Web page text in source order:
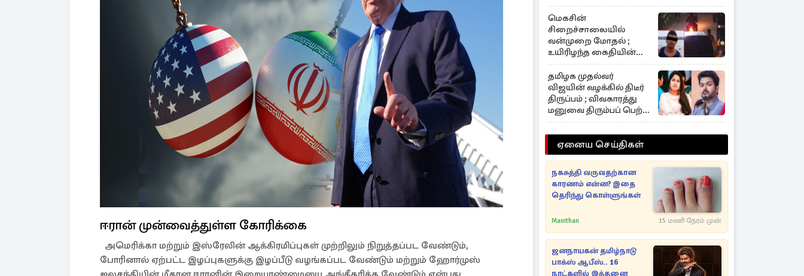
ஈரான் முன்வைத்துள்ள கோரிக்கை
அமெரிக்கா மற்றும் இஸ்ரேலின் ஆக்கிரமிப்புகள் முற்றிலும் நிறுத்தப்பட வேண்டும்,
போரினால் ஏற்பட்ட இழப்புகளுக்கு இழப்பீடு வழங்கப்பட வேண்டும் மற்றும் ஹோர்முஸ்
மெகசின்
சிறைச்சாலையில்
வன்முறை மோதல் ;
உயிரிழந்த கைதியின்
பின்னணி
தமிழக முதல்வர்
விஜயின் வழக்கில் திடீர்
திருப்பம் ; விவகாரத்து
மனுவை திரும்பப் பெற்ற
சங்கீதா
ஏனைய செய்திகள்
நகசுத்தி வருவதற்கான
காரணம் என்ன? இதை
தெரிந்து கொள்ளுங்கள்
Manithan 15 மணி நேரம் முன்
ஜனநாயகன் தமிழ்நாடு
பாக்ஸ் ஆபீஸ்.. 16
நாட்களில் இத்தனை